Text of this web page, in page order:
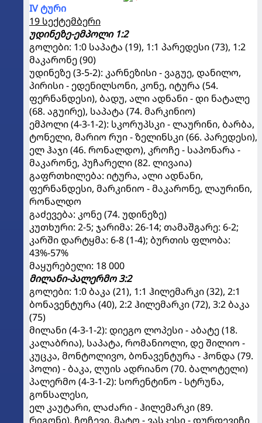
IV ტური
19 სექტემბერი
უდინეზე-ემპოლი 1:2
გოლები: 1:0 საპატა (19), 1:1 პარედესი (73), 1:2
მაკარონე (90)
უდინეზე (3-5-2): კარნეზისი - ვაგუე, დანილო,
პირისი - ედენილსონი, კონე, იტურა (54.
ფერნანდესი), ბადუ, ალი ადნანი - დი ნატალე
(68. აგუირე), საპატა (74. მარკინიო)
ემპოლი (4-3-1-2): სკორუპსკი - ლაურინი, ბარბა,
ტონელი, მარიო რუი - ზელინსკი (66. პარედესი),
ელ ჰაჯი (46. რონალდო), კროჩე - საპონარა -
მაკარონე, პუჩარელი (82. ლივაია)
გაფრთხილება: იტურა, ალი ადნანი,
ფერნანდესი, მარკინიო - მაკარონე, ლაურინი,
რონალდო
გაძევება: კონე (74. უდინეზე)
კუთხური: 2-5; ჯარიმა: 26-14; თამაშგარე: 6-2;
კარში დარტყმა: 6-8 (1-4); ბურთის ფლობა:
43%-57%
მაყურებელი: 18 000
მილანი-პალერმო 3:2
გოლები: 1:0 ბაკა (21), 1:1 ჰილემარკი (32), 2:1
ბონავენტურა (40), 2:2 ჰილემარკი (72), 3:2 ბაკა
(75)
მილანი (4-3-1-2): დიეგო ლოპესი - აბატე (18.
კალაბრია), საპატა, რომანიოლი, დე შილიო -
კუცკა, მონტოლივო, ბონავენტურა - ჰონდა (79.
პოლი) - ბაკა, ლუის ადრიანო (70. ბალოტელი)
პალერმო (4-3-1-2): სორენტინო - სტრუნა,
გონსალესი,
ელ კაუტარი, ლაძარი - ჰილემარკი (89.
რიგონი), ჩოჩევი, მატო - ვასკესი - დურდევიჩი